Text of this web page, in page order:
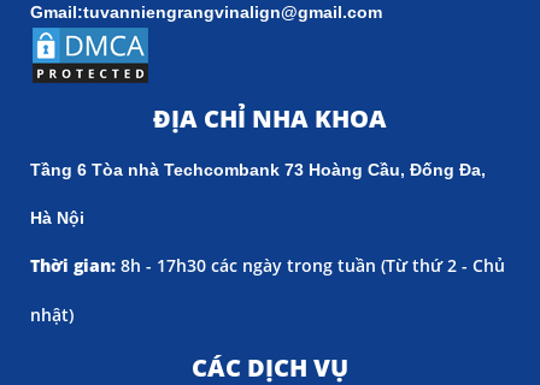
Gmail:tuvanniengrangvinalign@gmail.com
ĐỊA CHỈ NHA KHOA
Tầng 6 Tòa nhà Techcombank 73 Hoàng Cầu, Đống Đa,
Hà Nội
Thời gian: 8h - 17h30 các ngày trong tuần (Từ thứ 2 - Chủ
nhật)
CÁC DỊCH VỤ